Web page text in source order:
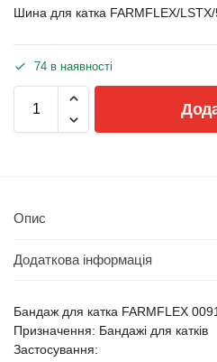
Шина для катка FARMFLEX/
74 в наявності
Опис
Додаткова інформація
Бандаж для катка FARMFLEX
Призначення: Бандажі для катків
Застосування: